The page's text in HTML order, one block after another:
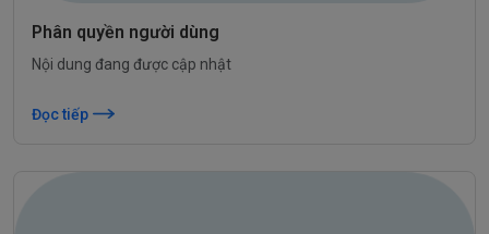
Phân quyền người dùng
Nội dung đang được cập nhật
Đọc tiếp